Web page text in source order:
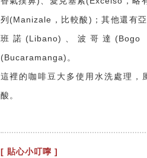
列(Manizale，比較酸)；其他還有
班諾(Libano)、波哥達
(Bucaramanga)。
這裡的咖啡豆大多使用水洗處理，
酸。
[ 貼心小叮嚀 ]